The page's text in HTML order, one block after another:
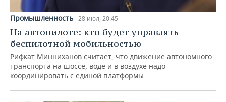
Промышленность 28 июл, 20:45
На автопилоте: кто будет управлять
беспилотной мобильностью
Рифкат Минниханов считает, что движение автономного
транспорта на шоссе, воде и в воздухе надо
координировать с единой платформы